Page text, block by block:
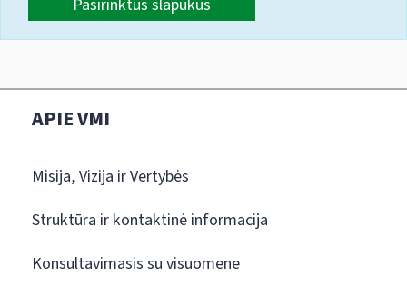
Pasirinktus slapukus
APIE VMI
Misija, Vizija ir Vertybės
Struktūra ir kontaktinė informacija
Konsultavimasis su visuomene